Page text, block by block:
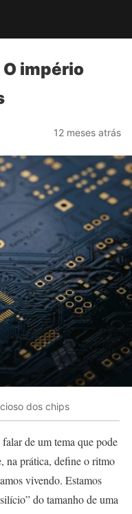
O império
12 meses atrás
dos chips
de um tema que pode
na prática, define o ritmo
vivendo. Estamos
do tamanho de uma